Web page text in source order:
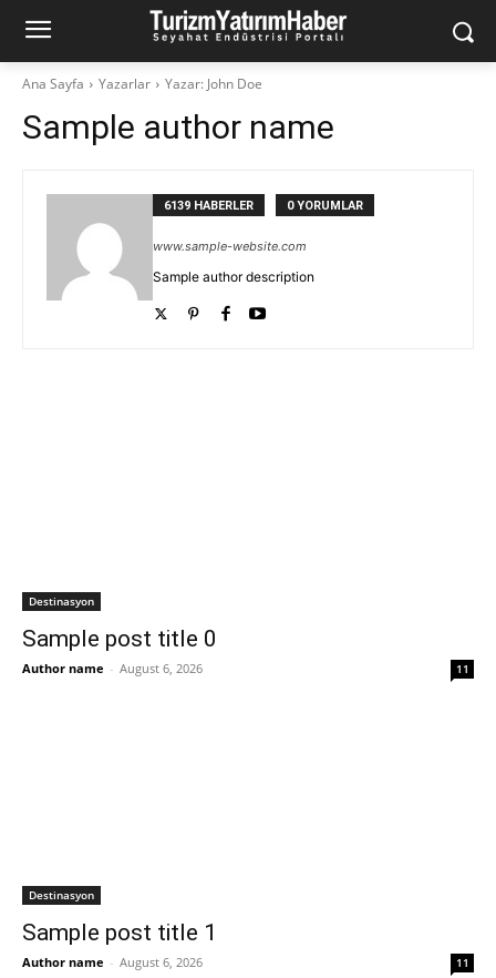
Ana Sayfa Yazarlar Yazar: John Doe
Sample author name
6139 HABERLER 0 YORUMLAR
www.sample-website.com
Sample author description
Destinasyon
Sample post title 0
Author name - August 6, 2026 11
Destinasyon
Sample post title 1
Author name - August 6, 2026 11